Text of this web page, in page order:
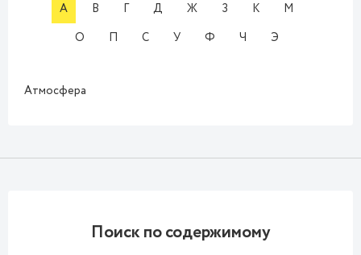
А В Г Д Ж З К
М
О
П С У Ф Ч Э
Атмосфера
Поиск по содержимому